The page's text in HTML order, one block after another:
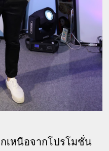
เหนือจากโปรโมชั่น